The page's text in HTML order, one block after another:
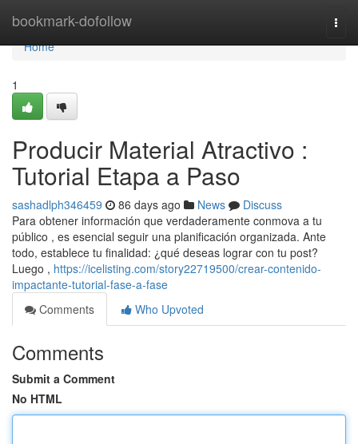
bookmark-dofollow
Home
Home
1
Producir Material Atractivo :
Tutorial Etapa a Paso
sashadlph346459 86 days ago News
Discuss
Para obtener información que verdaderamente conmova a tu
público , es esencial seguir una planificación organizada. Ante
todo, establece tu finalidad: ¿qué deseas lograr con tu post?
Luego , https://icelisting.com/story22719500/crear-contenido-
impactante-tutorial-fase-a-fase
Comments
Who Upvoted
Comments
Submit a Comment
No HTML